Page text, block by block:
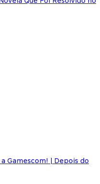
Gamescom! | Depois do